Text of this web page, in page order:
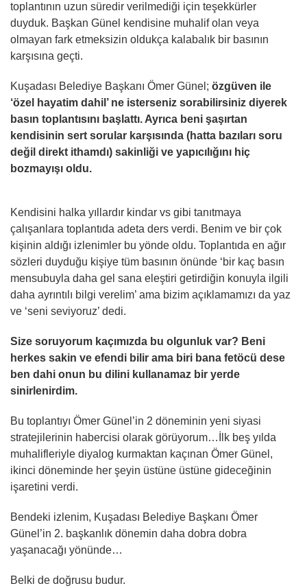
toplantının uzun süredir verilmediği için teşekkürler
duyduk. Başkan Günel kendisine muhalif olan veya
olmayan fark etmeksizin oldukça kalabalık bir basının
karşısına geçti.
Kuşadası Belediye Başkanı Ömer Günel; özgüven ile
‘özel hayatim dahil’ ne isterseniz sorabilirsiniz diyerek
basın toplantısını başlattı. Ayrıca beni şaşırtan
kendisinin sert sorular karşısında (hatta bazıları soru
değil direkt ithamdı) sakinliği ve yapıcılığını hiç
bozmayışı oldu.
Kendisini halka yıllardır kindar vs gibi tanıtmaya
çalışanlara toplantıda adeta ders verdi. Benim ve bir çok
kişinin aldığı izlenimler bu yönde oldu. Toplantıda en ağır
sözleri duyduğu kişiye tüm basının önünde ‘bir kaç basın
mensubuyla daha gel sana eleştiri getirdiğin konuyla ilgili
daha ayrıntılı bilgi verelim’ ama bizim açıklamamızı da yaz
ve ‘seni seviyoruz’ dedi.
Size soruyorum kaçımızda bu olgunluk var? Beni
herkes sakin ve efendi bilir ama biri bana fetöcü dese
ben dahi onun bu dilini kullanamaz bir yerde
sinirlenirdim.
Bu toplantıyı Ömer Günel’in 2 döneminin yeni siyasi
stratejilerinin habercisi olarak görüyorum…İlk beş yılda
muhalifleriyle diyalog kurmaktan kaçınan Ömer Günel,
ikinci döneminde her şeyin üstüne üstüne gideceğinin
işaretini verdi.
Bendeki izlenim, Kuşadası Belediye Başkanı Ömer
Günel’in 2. başkanlık dönemin daha dobra dobra
yaşanacağı yönünde…
Belki de doğrusu budur.